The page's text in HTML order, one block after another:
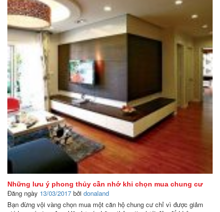
Những lưu ý phong thủy cần nhớ khi chọn mua chung cư
Đăng ngày 13/03/2017 bởi donaland
Bạn đừng vội vàng chọn mua một căn hộ chung cư chỉ vì được giảm